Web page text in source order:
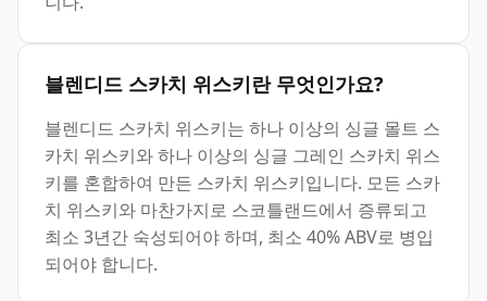
블렌디드 스카치 위스키란 무엇인가요?
블렌디드 스카치 위스키는 하나 이상의 싱글 몰트 스
카치 위스키와 하나 이상의 싱글 그레인 스카치 위스
키를 혼합하여 만든 스카치 위스키입니다. 모든 스카
치 위스키와 마찬가지로 스코틀랜드에서 증류되고
최소 3년간 숙성되어야 하며, 최소 40% ABV로 병입
되어야 합니다.